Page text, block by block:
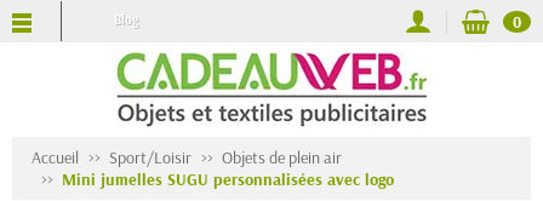
Blog 0
Accueil Sport/Loisir
Objets de plein air
Mini jumelles SUGU personnalisées avec logo